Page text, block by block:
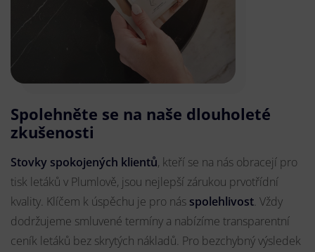
Spolehněte se na naše dlouholeté
zkušenosti
Stovky spokojených klientů, kteří se na nás obracejí pro
tisk letáků v Plumlově, jsou nejlepší zárukou prvotřídní
kvality. Klíčem k úspěchu je pro nás spolehlivost. Vždy
dodržujeme smluvené termíny a nabízíme transparentní
ceník letáků bez skrytých nákladů. Pro bezchybný výsledek